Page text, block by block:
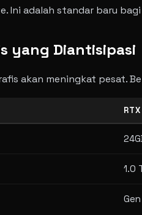
Ini adalah standar baru bagi
yang Diantisipasi
akan meningkat pesat.
1.0